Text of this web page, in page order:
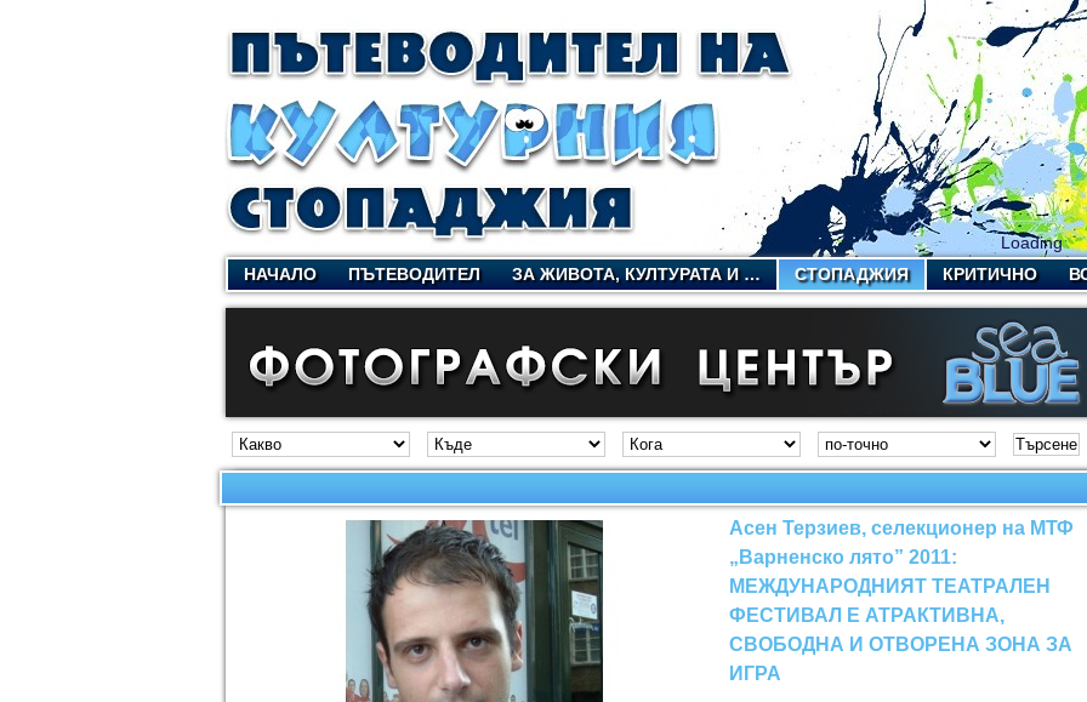
Loading
НАЧАЛО
ПЪТЕВОДИТЕЛ ЗА ЖИВОТА, КУЛТУРАТА И … СТОПАДЖИЯ КРИТИЧНО
Асен Терзиев, селекционер на МТФ
„Варненско лято” 2011:
МЕЖДУНАРОДНИЯТ ТЕАТРАЛЕН
ФЕСТИВАЛ Е АТРАКТИВНА,
СВОБОДНА И ОТВОРЕНА ЗОНА ЗА
ИГРА